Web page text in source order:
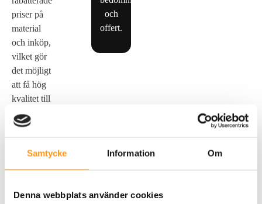
Samtycke Information Om
Denna webbplats använder cookies
priser på
material
och inköp,
vilket gör
det möjligt
att få hög
kvalitet till
ett mer
förmånligt
och
offert.